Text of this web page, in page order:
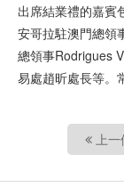
出席結業禮的嘉賓
安哥拉駐澳門總領
總領事Rodrigues
易處趙昕處長等。
上